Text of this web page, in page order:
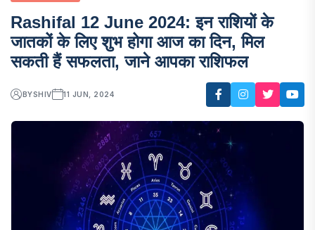
Rashifal 12 June 2024: इन राशियों के
जातकों के लिए शुभ होगा आज का दिन, मिल
सकती हैं सफलता, जाने आपका राशिफल
BYSHIV 11 JUN, 2024